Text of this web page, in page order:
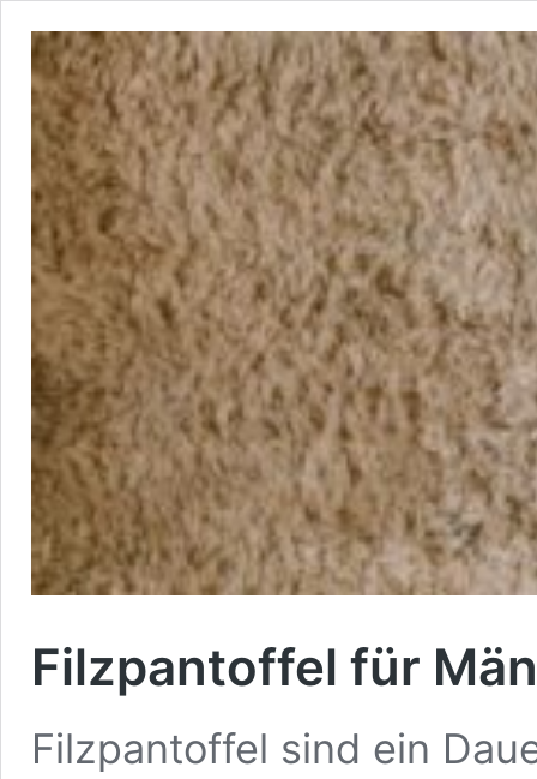
Filzpantoffel für
Filzpantoffel sind ein